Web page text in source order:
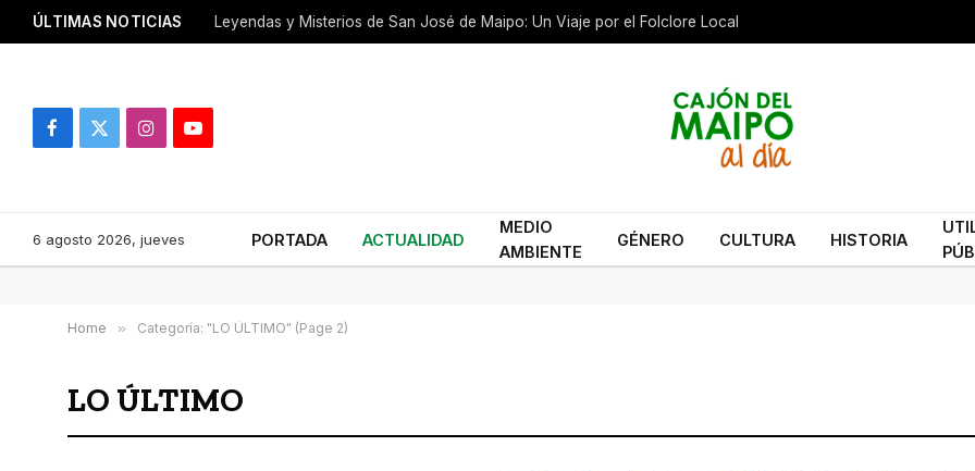
ÚLTIMAS NOTICIAS Leyendas y Misterios de San José de Maipo: Un Viaje por el Folclore Local
Facebook
X
InstagramYouTube
6 agosto 2026, jueves PORTADA ACTUALIDAD
MEDIO
AMBIENTE
GÉNERO CULTURA HISTORIA
Home » Categoría: "LO ÚLTIMO" (Page 2)
LO ÚLTIMO